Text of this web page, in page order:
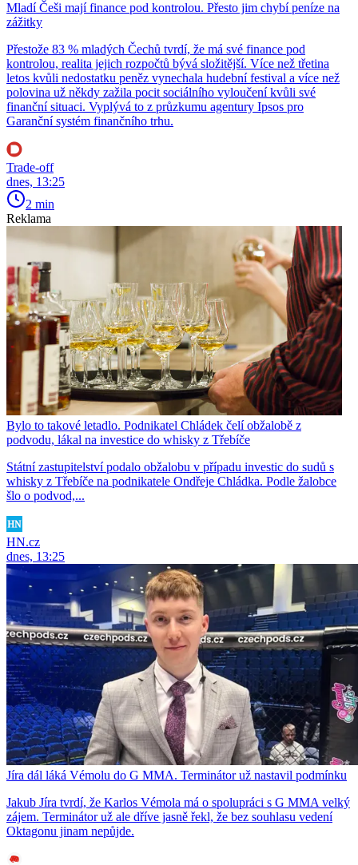
Mladí Češi mají finance pod kontrolou. Přesto jim chybí peníze na
zážitky
Přestože 83 % mladých Čechů tvrdí, že má své finance pod
kontrolou, realita jejich rozpočtů bývá složitější. Více než třetina
letos kvůli nedostatku peněz vynechala hudební festival a více než
polovina už někdy zažila pocit sociálního vyloučení kvůli své
finanční situaci. Vyplývá to z průzkumu agentury Ipsos pro
Garanční systém finančního trhu.
Trade-off
dnes, 13:25
2 min
Reklama
Bylo to takové letadlo. Podnikatel Chládek čelí obžalobě z
podvodu, lákal na investice do whisky z Třebíče
Státní zastupitelství podalo obžalobu v případu investic do sudů s
whisky z Třebíče na podnikatele Ondřeje Chládka. Podle žalobce
šlo o podvod,...
HN.cz
dnes, 13:25
Jíra dál láká Vémolu do G MMA. Terminátor už nastavil podmínku
Jakub Jíra tvrdí, že Karlos Vémola má o spolupráci s G MMA velký
zájem. Terminátor už ale dříve jasně řekl, že bez souhlasu vedení
Oktagonu jinam nepůjde.